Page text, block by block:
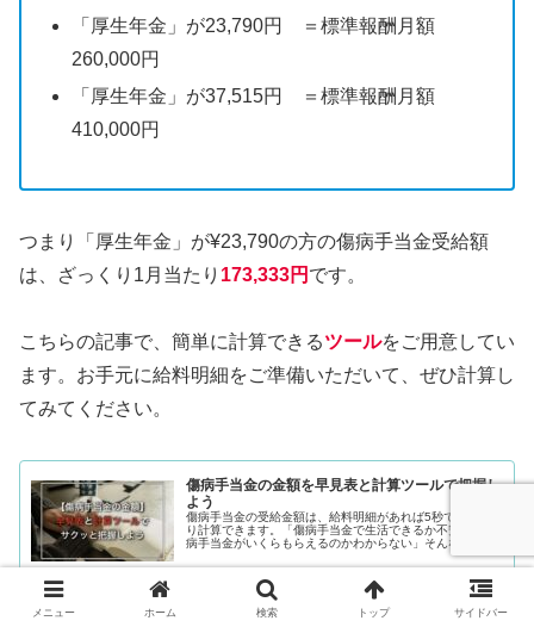
「厚生年金」が23,790円 ＝標準報酬月額
260,000円
「厚生年金」が37,515円 ＝標準報酬月額
410,000円
つまり「厚生年金」が¥23,790の方の傷病手当金受給額
は、ざっくり1月当たり 173,333円 です。
こちらの記事で、簡単に計算できるツールをご用意してい
ます。お手元に給料明細をご準備いただいて、ぜひ計算し
てみてください。
傷病手当金の金額を早見表と計算ツールで把握し
よう
傷病手当金の受給金額は、給料明細があれば5秒でざっく
り計算できます。「傷病手当金で生活できるか不安」「傷
病手当金がいくらもらえるのかわからない」そんな方は、
最後に会社からもらった給料明細を片手に、こちらの記事
をご覧ください。
www.taisyoku-kingyo.site 2026.08.04
メニュー ホーム 検索 トップ サイドバー